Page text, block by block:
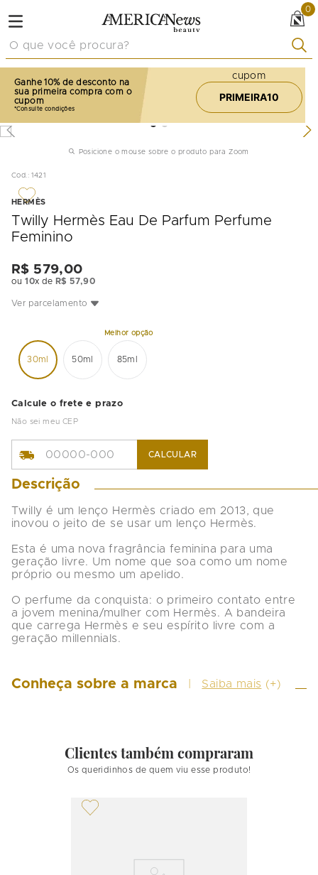
0
Ganhe 10% de desconto na
sua primeira compra com o
cupom
cupom
PRIMEIRA10
Posicione o mouse sobre o produto para Zoom
Cod. :1421
HERMÈS
Twilly Hermès Eau De Parfum Perfume
Feminino
R$ 579,00
ou10x de R$ 57,90
Ver parcelamento
30ml 50ml 85ml
Calcule o frete e prazo
Não sei meu CEP
CALCULAR
Descrição
Twilly é um lenço Hermès criado em 2013, que
inovou o jeito de se usar um lenço Hermès.
Esta é uma nova fragrância feminina para uma
geração livre. Um nome que soa como um nome
próprio ou mesmo um apelido.
O perfume da conquista: o primeiro contato entre
a jovem menina/mulher com Hermès. A bandeira
que carrega Hermès e seu espírito livre com a
geração millennials.
Conheça sobre a marca Saiba mais (+)
Clientes também compraram
Os queridinhos de quem viu esse produto!